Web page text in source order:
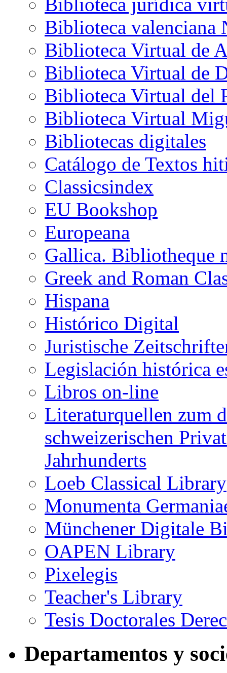
Biblioteca
Biblioteca Virtual de
Biblioteca Virtual de
Biblioteca Virtual del
Biblioteca Virtual
Bibliotecas digitales
Catálogo de Textos
Classicsindex
EU Bookshop
Europeana
Gallica. Bibliotheque
Greek and Roman
Hispana
Histórico Digital
Juristische
Legislación histórica
Libros on-line
Literaturquellen zum
schweizerischen
Jahrhunderts
Loeb Classical Library
Monumenta
Münchener Digitale
OAPEN Library
Pixelegis
Teacher's Library
Tesis Doctorales
Departamentos y